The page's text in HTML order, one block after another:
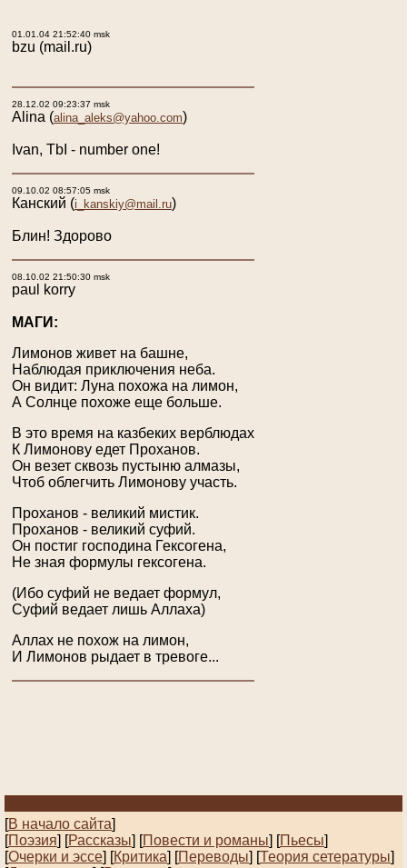
01.01.04 21:52:40 msk
bzu (mail.ru)
28.12.02 09:23:37 msk
Alina (alina_aleks@yahoo.com)
Ivan, TbI - number one!
09.10.02 08:57:05 msk
Канский (i_kanskiy@mail.ru)
Блин! Здорово
08.10.02 21:50:30 msk
paul korry
МАГИ:
Лимонов живет на башне,
Наблюдая приключения неба.
Он видит: Луна похожа на лимон,
А Солнце похоже еще больше.
В это время на казбеких верблюдах
К Лимонову едет Проханов.
Он везет сквозь пустыню алмазы,
Чтоб облегчить Лимонову участь.
Проханов - великий мистик.
Проханов - великий суфий.
Он постиг господина Гексогена,
Не зная формулы гексогена.
(Ибо суфий не ведает формул,
Суфий ведает лишь Аллаха)
Аллах не похож на лимон,
И Лимонов рыдает в тревоге...
[В начало сайта]
[Поэзия] [Рассказы] [Повести и романы] [Пьесы]
[Очерки и эссе] [Критика] [Переводы] [Теория сетературы]